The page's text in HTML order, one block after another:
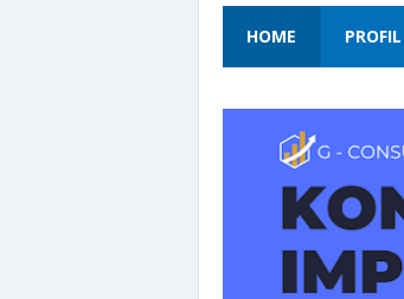
HOME PROFIL